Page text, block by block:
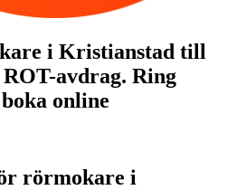
i Kristianstad till
avdrag. Ring
online
rörmokare i